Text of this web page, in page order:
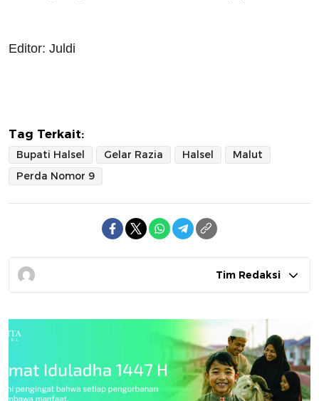
Editor: Juldi
Tag Terkait:
Bupati Halsel Gelar Razia Halsel
Malut
Perda Nomor 9
Tim Redaksi